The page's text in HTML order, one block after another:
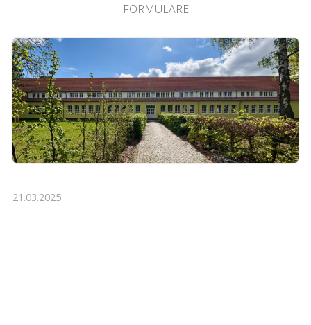
FORMULARE
21.03.2025